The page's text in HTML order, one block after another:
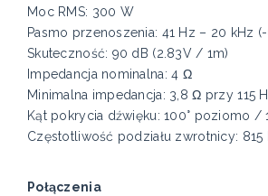
Moc RMS: 300 W
Pasmo przenoszenia: 41 Hz – 20 kHz
Skuteczność: 90 dB (2.83V / 1m)
Impedancja nominalna: 4 Ω
Minimalna impedancja: 3,8 Ω przy 115
Kąt pokrycia dźwięku: 100° poziomo /
Częstotliwość podziału zwrotnicy: 815
Połączenia